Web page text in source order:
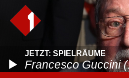
JETZT: SPIELRÄUME
Francesco Guccini